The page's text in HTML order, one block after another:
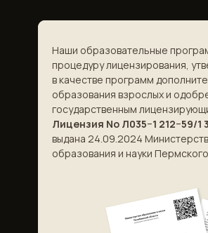
Наши образовательные
процедуру лицензирования,
в качестве программ
образования взрослых и
государственным
Лицензия No Л035−1 212−59/1
выдана 24.09.2024
образования и науки